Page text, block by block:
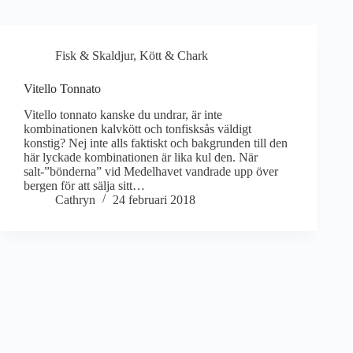
Fisk & Skaldjur, Kött & Chark
Vitello Tonnato
Vitello tonnato kanske du undrar, är inte
kombinationen kalvkött och tonfisksås väldigt
konstig? Nej inte alls faktiskt och bakgrunden till den
här lyckade kombinationen är lika kul den. När
salt-”bönderna” vid Medelhavet vandrade upp över
bergen för att sälja sitt…
Cathryn
24 februari 2018